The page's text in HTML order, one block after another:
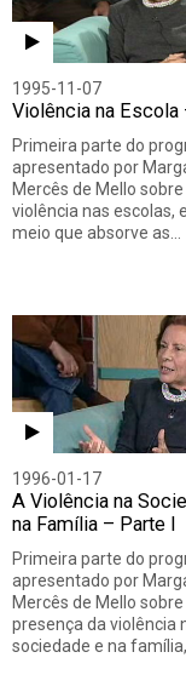
1995-11-07
Violência na Escola
Primeira parte do
apresentado por
Mercês de Mello sobre
violência nas escolas,
meio que absorve as…
1996-01-17
A Violência na
na Família – Parte I
Primeira parte do
apresentado por
Mercês de Mello sobre
presença da violência
sociedade e na